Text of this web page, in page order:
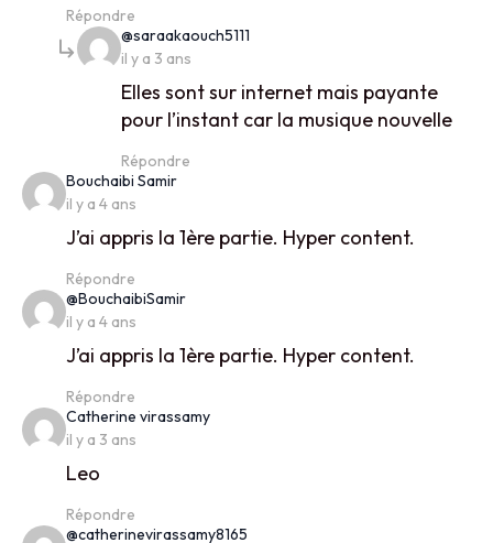
Répondre
@saraakaouch5111
il y a 3 ans
Elles sont sur internet mais payante
pour l’instant car la musique nouvelle
Répondre
Bouchaibi Samirsays:
il y a 4 ans
J’ai appris la 1ère partie. Hyper content.
Répondre
@BouchaibiSamirsays:
il y a 4 ans
J’ai appris la 1ère partie. Hyper content.
Répondre
Catherine virassamysays:
il y a 3 ans
Leo
Répondre
@catherinevirassamy8165